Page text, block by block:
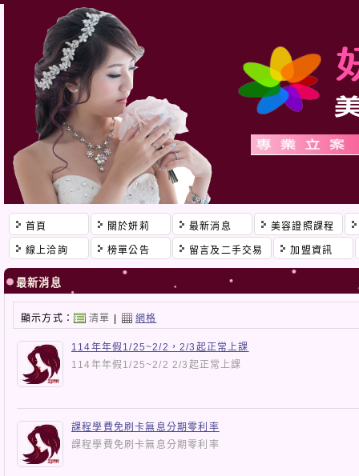
首頁 關於妍莉 最新消息 美容證照課程
線上洽詢 榜單公告 留言及二手交易 加盟資訊
最新消息
顯示方式： 清單 網格
114年年假1/25~2/2，2/3起正常上課
114年年假1/25~2/2 2/3起正常上課
課程學費免刷卡無息分期零利率
課程學費免刷卡無息分期零利率